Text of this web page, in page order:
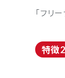
「フリ
特徴2